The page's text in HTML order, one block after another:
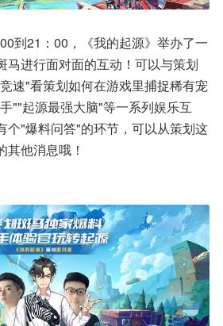
到21：00，《我的起源》举办了一
马进行面对面的互动！可以与策划
速"看策划如何在游戏里捕捉稀有宠
""起源最强大脑"等一系列娱乐互
个"爆料问答"的环节，可以从策划这
其他消息哦！